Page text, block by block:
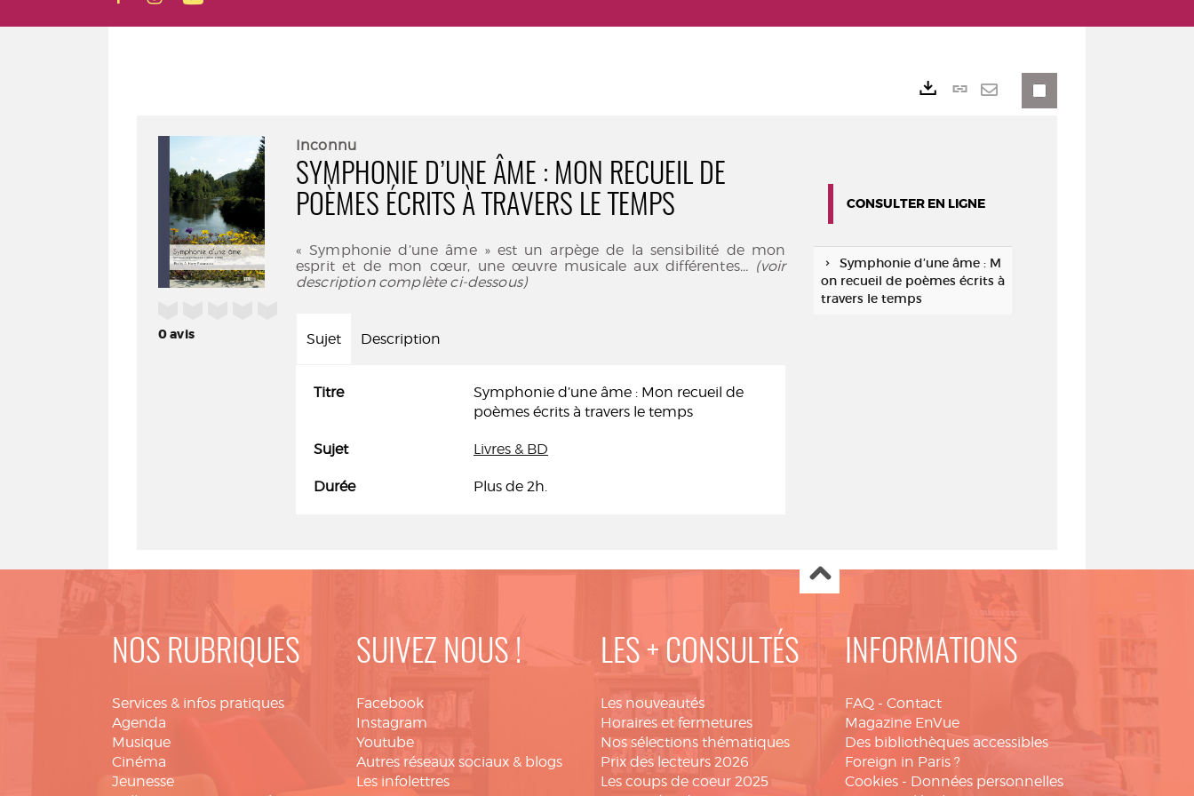
0avis
Inconnu
SYMPHONIE D’UNE ÂME : MON RECUEIL DE
POÈMES ÉCRITS À TRAVERS LE TEMPS
« Symphonie d’une âme » est un arpège de la sensibilité de mon
esprit et de mon cœur, une œuvre musicale aux différentes... (voir
description complète ci-dessous)
Sujet Description
Titre
Symphonie d’une âme : Mon recueil de
poèmes écrits à travers le temps
Sujet Livres & BD
Durée Plus de 2h.
Lien
CONSULTER EN LIGNE
Symphonie d’une âme : M
on recueil de poèmes écrits à
travers le temps
NOS RUBRIQUES
Services & infos pratiques
Agenda
Musique
Cinéma
Jeunesse
SUIVEZ NOUS !
Facebook
Instagram
Youtube
Autres réseaux sociaux & blogs
Les infolettres
LES + CONSULTÉS
Les nouveautés
Horaires et fermetures
Nos sélections thématiques
Prix des lecteurs 2026
Les coups de coeur 2025
INFORMATIONS
FAQ - Contact
Magazine EnVue
Des bibliothèques accessibles
Foreign in Paris ?
Cookies - Données personnelles